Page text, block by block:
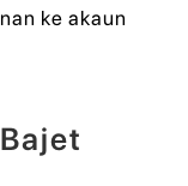
ke akaun